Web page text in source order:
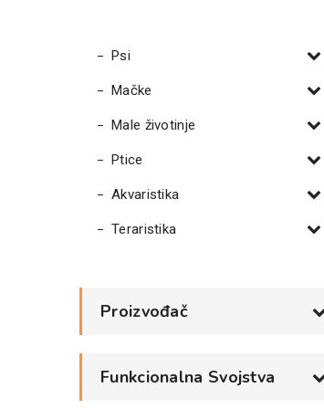
Psi
Mačke
Male životinje
Ptice
Akvaristika
Teraristika
Proizvođač
Funkcionalna Svojstva